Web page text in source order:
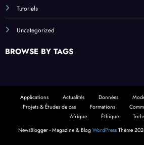
Tutoriels
Uncategorized
BROWSE BY TAGS
Applications Actualités Données
Projets & Études de cas
Formations
Afrique
Éthique
NewsBlogger - Magazine & Blog WordPress Thème